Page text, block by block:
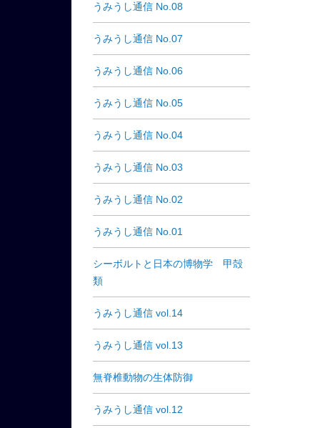
うみうし通信 No.08
うみうし通信 No.07
うみうし通信 No.06
うみうし通信 No.05
うみうし通信 No.04
うみうし通信 No.03
うみうし通信 No.02
うみうし通信 No.01
シーボルトと日本の博物学 甲殻
類
うみうし通信 vol.14
うみうし通信 vol.13
無脊椎動物の生体防御
うみうし通信 vol.12